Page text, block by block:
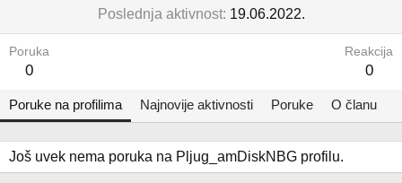
Poslednja aktivnost 19.06.2022.
Poruka
0
Reakcija
0
Poruke na profilima Najnovije aktivnosti Poruke O članu
Još uvek nema poruka na Pljug_amDiskNBG profilu.